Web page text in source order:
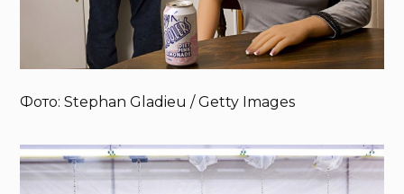
Фото: Stephan Gladieu / Getty Images